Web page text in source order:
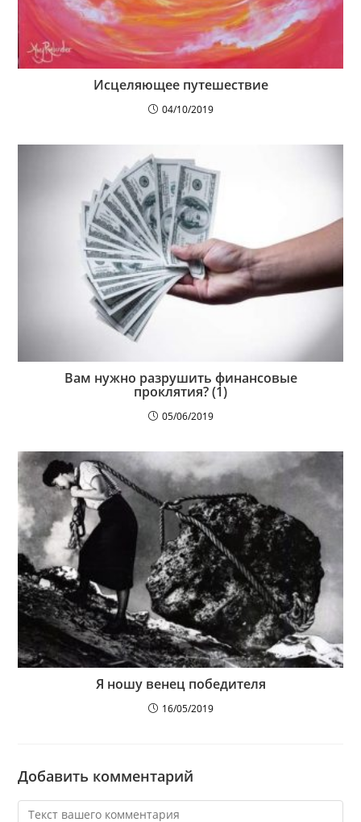
Исцеляющее путешествие
04/10/2019
Вам нужно разрушить финансовые
проклятия? (1)
05/06/2019
Я ношу венец победителя
16/05/2019
Добавить комментарий